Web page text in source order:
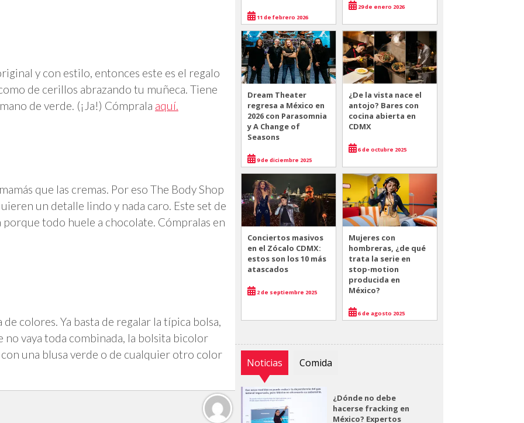
y con estilo, entonces este es el regalo
de cerillos abrazando tu muñeca. Tiene
de verde. (¡Ja!) Cómprala aquí.
que las cremas. Por eso The Body Shop
un detalle lindo y nada caro. Este set de
todo huele a chocolate. Cómpralas en
colores. Ya basta de regalar la típica bolsa,
no vaya toda combinada, la bolsita bicolor
una blusa verde o de cualquier otro color
11 de febrero 2026
29 de enero 2026
Dream Theater
regresa a México en
2026 con Parasomnia
y A Change of
Seasons
9 de diciembre 2025
¿De la vista nace el
antojo? Bares con
cocina abierta en
CDMX
6 de octubre 2025
Conciertos masivos
en el Zócalo CDMX:
estos son los 10 más
atascados
2 de septiembre 2025
Mujeres con
hombreras, ¿de qué
trata la serie en
stop-motion
producida en
México?
6 de agosto 2025
Noticias Comida
¿Dónde no debe
hacerse fracking en
México? Expertos